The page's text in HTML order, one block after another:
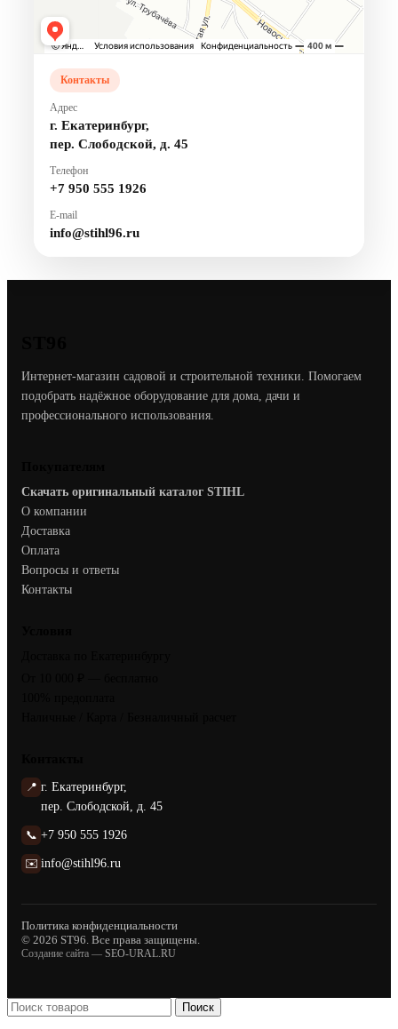
Контакты
Адрес
г. Екатеринбург,
пер. Слободской, д. 45
Телефон
+7 950 555 1926
E-mail
info@stihl96.ru
Интернет-магазин садовой и строительной техники. Помогаем
подобрать надёжное оборудование для дома, дачи и
профессионального использования.
Скачать оригинальный каталог STIHL
О компании
Доставка
Оплата
Вопросы и ответы
Контакты
📍 г. Екатеринбург,
пер. Слободской, д. 45
📞 +7 950 555 1926
✉️ info@stihl96.ru
Политика конфиденциальности
© 2026 ST96. Все права защищены.
Создание сайта — SEO-URAL.RU
Поиск